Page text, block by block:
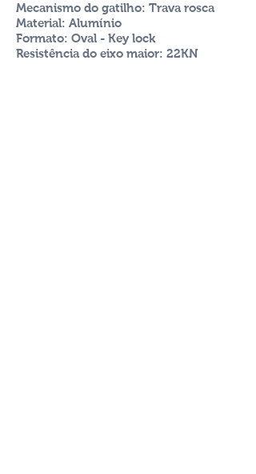
Mecanismo do gatilho: Trava rosca
Material: Alumínio
Formato: Oval - Key lock
Resistência do eixo maior: 22KN